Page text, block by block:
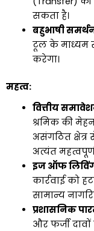
सकता है।
बहुभाषी
टूल के माध्यम से
करेगा।
महत्व:
वित्तीय
श्रमिक की
असंगठित क्षेत्र
अत्यंत
इज ऑफ
कार्रवाई को
सामान्य
प्रशासनिक
और फर्जी